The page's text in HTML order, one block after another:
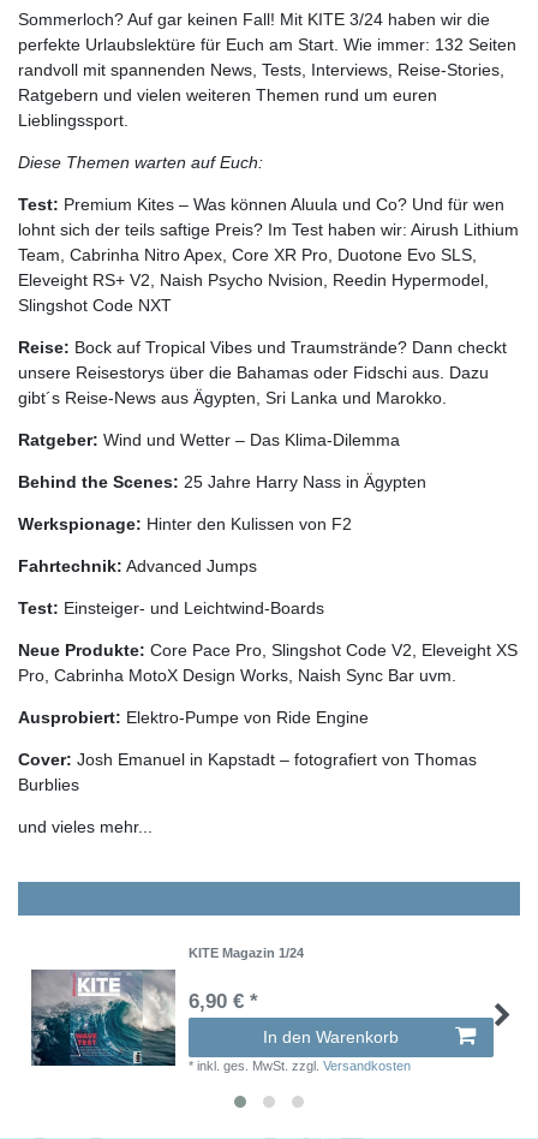
Sommerloch? Auf gar keinen Fall! Mit KITE 3/24 haben wir die
perfekte Urlaubslektüre für Euch am Start. Wie immer: 132 Seiten
randvoll mit spannenden News, Tests, Interviews, Reise-Stories,
Ratgebern und vielen weiteren Themen rund um euren
Lieblingssport.
Diese Themen warten auf Euch:
Test: Premium Kites – Was können Aluula und Co? Und für wen
lohnt sich der teils saftige Preis? Im Test haben wir: Airush Lithium
Team, Cabrinha Nitro Apex, Core XR Pro, Duotone Evo SLS,
Eleveight RS+ V2, Naish Psycho Nvision, Reedin Hypermodel,
Slingshot Code NXT
Reise: Bock auf Tropical Vibes und Traumstrände? Dann checkt
unsere Reisestorys über die Bahamas oder Fidschi aus. Dazu
gibt´s Reise-News aus Ägypten, Sri Lanka und Marokko.
Ratgeber: Wind und Wetter – Das Klima-Dilemma
Behind the Scenes: 25 Jahre Harry Nass in Ägypten
Werkspionage: Hinter den Kulissen von F2
Fahrtechnik: Advanced Jumps
Test: Einsteiger- und Leichtwind-Boards
Neue Produkte: Core Pace Pro, Slingshot Code V2, Eleveight XS
Pro, Cabrinha MotoX Design Works, Naish Sync Bar uvm.
Ausprobiert: Elektro-Pumpe von Ride Engine
Cover: Josh Emanuel in Kapstadt – fotografiert von Thomas
Burblies
und vieles mehr...
KITE Magazin 1/24
6,90 € *
In den Warenkorb
*inkl. ges. MwSt. zzgl.Versandkosten